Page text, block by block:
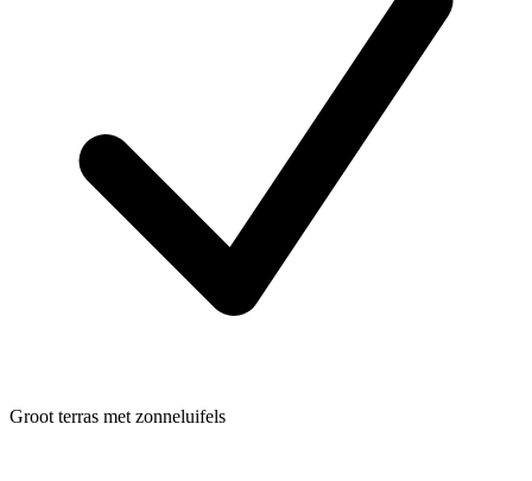
Groot terras met zonneluifels